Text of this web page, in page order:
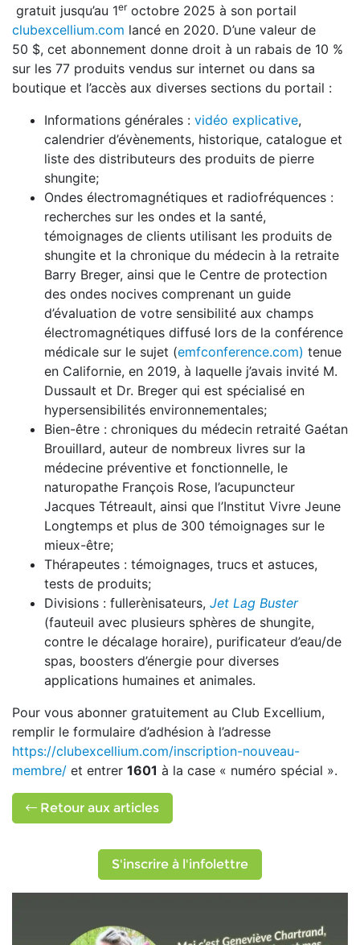
gratuit jusqu’au 1eroctobre 2025 à son portail
clubexcellium.com lancé en 2020. D’une valeur de
50 $, cet abonnement donne droit à un rabais de 10 %
sur les 77 produits vendus sur internet ou dans sa
boutique et l’accès aux diverses sections du portail :
Informations générales : vidéo explicative,
calendrier d’évènements, historique, catalogue et
liste des distributeurs des produits de pierre
shungite;
Ondes électromagnétiques et radiofréquences :
recherches sur les ondes et la santé,
témoignages de clients utilisant les produits de
shungite et la chronique du médecin à la retraite
Barry Breger, ainsi que le Centre de protection
des ondes nocives comprenant un guide
d’évaluation de votre sensibilité aux champs
électromagnétiques diffusé lors de la conférence
médicale sur le sujet (emfconference.com) tenue
en Californie, en 2019, à laquelle j’avais invité M.
Dussault et Dr. Breger qui est spécialisé en
hypersensibilités environnementales;
Bien-être : chroniques du médecin retraité Gaétan
Brouillard, auteur de nombreux livres sur la
médecine préventive et fonctionnelle, le
naturopathe François Rose, l’acupuncteur
Jacques Tétreault, ainsi que l’Institut Vivre Jeune
Longtemps et plus de 300 témoignages sur le
mieux-être;
Thérapeutes : témoignages, trucs et astuces,
tests de produits;
Divisions : fullerènisateurs, Jet Lag Buster
(fauteuil avec plusieurs sphères de shungite,
contre le décalage horaire), purificateur d’eau/de
spas, boosters d’énergie pour diverses
applications humaines et animales.
Pour vous abonner gratuitement au Club Excellium,
remplir le formulaire d’adhésion à l’adresse
https://clubexcellium.com/inscription-nouveau-
membre/ et entrer 1601 à la case « numéro spécial ».
Retour aux articles
S'inscrire à l'infolettre